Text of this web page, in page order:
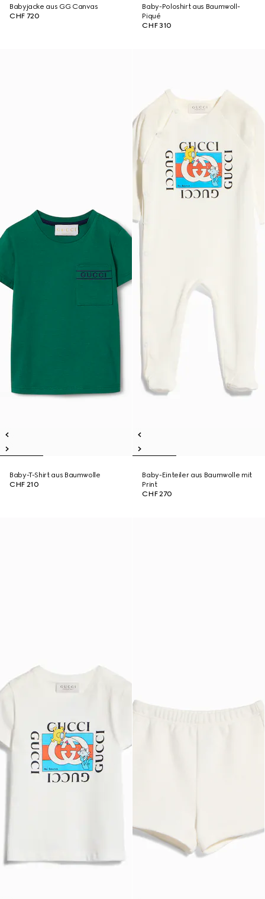
Babyjacke aus GG Canvas
CHF 720
Baby-Poloshirt aus Baumwoll-
Piqué
CHF 310
Baby-T-Shirt aus Baumwolle
CHF 210
Baby-Einteiler aus Baumwolle mit
Print
CHF 270